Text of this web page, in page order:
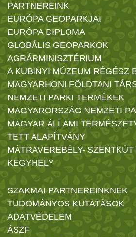
PARTNEREINK
EURÓPA GEOPARKJAI
EURÓPA DIPLOMA
GLOBÁLIS GEOPARKOK
AGRÁRMINISZTÉRIUM
A KUBINYI MÚZEUM RÉGÉSZ
MAGYARHONI FÖLDTANI
NEMZETI PARKI TERMÉKEK
MAGYARORSZÁG NEMZETI
MAGYAR ÁLLAMI
TETT ALAPÍTVÁNY
MÁTRAVEREBÉLY-
KEGYHELY
SZAKMAI PARTNEREINKNEK
TUDOMÁNYOS KUTATÁSOK
ADATVÉDELEM
ÁSZF